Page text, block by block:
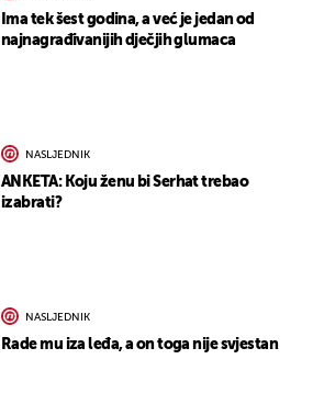
Ima tek šest godina, a već je jedan od
najnagrađivanijih dječjih glumaca
NASLJEDNIK
ANKETA: Koju ženu bi Serhat trebao
izabrati?
NASLJEDNIK
Rade mu iza leđa, a on toga nije svjestan